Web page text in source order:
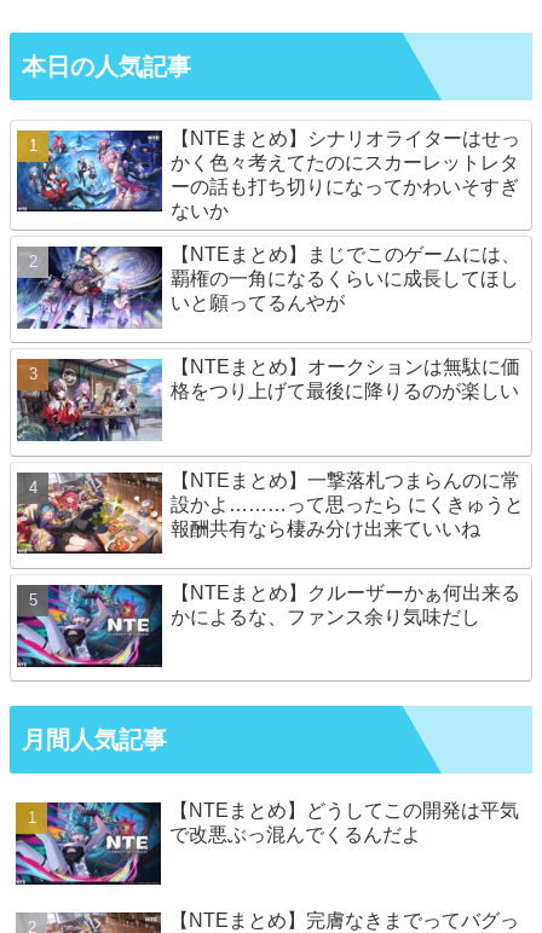
本日の人気記事
【NTEまとめ】シナリオライターはせっ
かく色々考えてたのにスカーレットレタ
ーの話も打ち切りになってかわいそすぎ
ないか
【NTEまとめ】まじでこのゲームには、
覇権の一角になるくらいに成長してほし
いと願ってるんやが
【NTEまとめ】オークションは無駄に価
格をつり上げて最後に降りるのが楽しい
【NTEまとめ】一撃落札つまらんのに常
設かよ………って思ったら にくきゅうと
報酬共有なら棲み分け出来ていいね
【NTEまとめ】クルーザーかぁ何出来る
かによるな、ファンス余り気味だし
月間人気記事
【NTEまとめ】どうしてこの開発は平気
で改悪ぶっ混んでくるんだよ
【NTEまとめ】完膚なきまでってバグっ